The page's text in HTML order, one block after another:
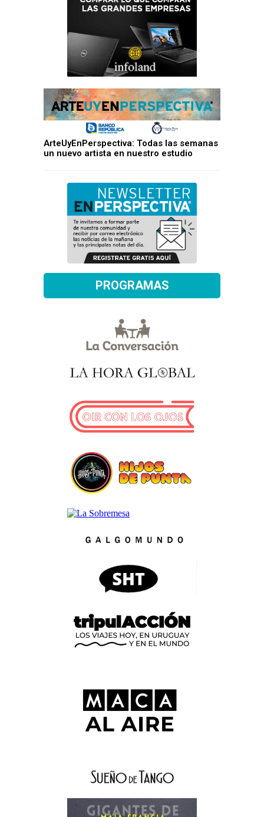
ArteUyEnPerspectiva: Todas las semanas
un nuevo artista en nuestro estudio
PROGRAMAS